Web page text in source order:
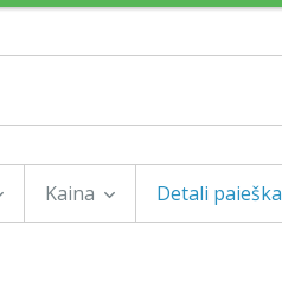
Kaina Detali paieška